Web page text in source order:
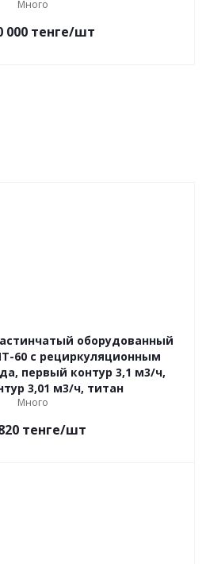
Много
000тенге/шт
оборудованный
60 с рециркуляционным
первый контур 3,1 м3/ч,
3,01 м3/ч, титан
Много
тенге/шт